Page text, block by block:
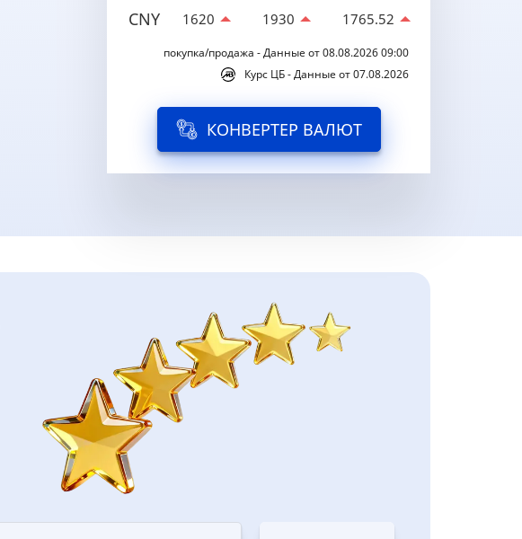
CNY 1620 1930 1765.52
покупка/продажа - Данные от 08.08.2026 09:00
Курс ЦБ - Данные от 07.08.2026
КОНВЕРТЕР ВАЛЮТ